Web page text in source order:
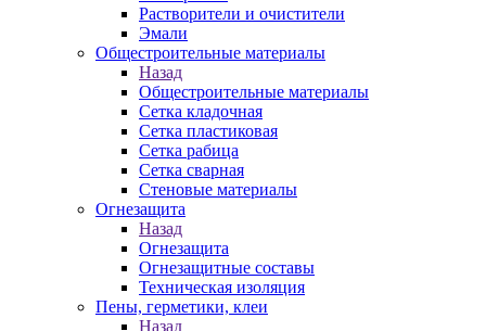
Растворители и очистители
Эмали
Общестроительные материалы
Назад
Общестроительные материалы
Сетка кладочная
Сетка пластиковая
Сетка рабица
Сетка сварная
Стеновые материалы
Огнезащита
Назад
Огнезащита
Огнезащитные составы
Техническая изоляция
Пены, герметики, клеи
Назад